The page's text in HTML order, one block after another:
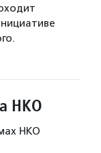
НКО
НКО